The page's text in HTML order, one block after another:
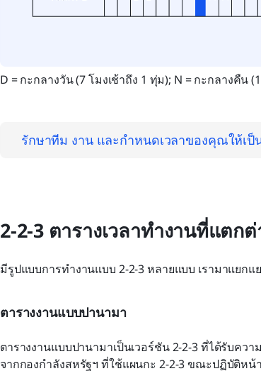
D = กะกลางวัน (7 โมงเช้าถึง 1 ทุ่ม); N = กะกลางคืน
รักษาทีม งาน และกำหนดเวลาของคุณให้เ
2-2-3 ตารางเวลาทำงานที่แตก
มีรูปแบบการทำงานแบบ 2-2-3 หลายแบบ เรามาแยก
ตารางงานแบบปานามา
ตารางงานแบบปานามาเป็นเวอร์ชัน 2-2-3 ที่ได้รับคว
จากกองกำลังสหรัฐฯ ที่ใช้แผนกะ 2-2-3 ขณะปฏิบัติหน้